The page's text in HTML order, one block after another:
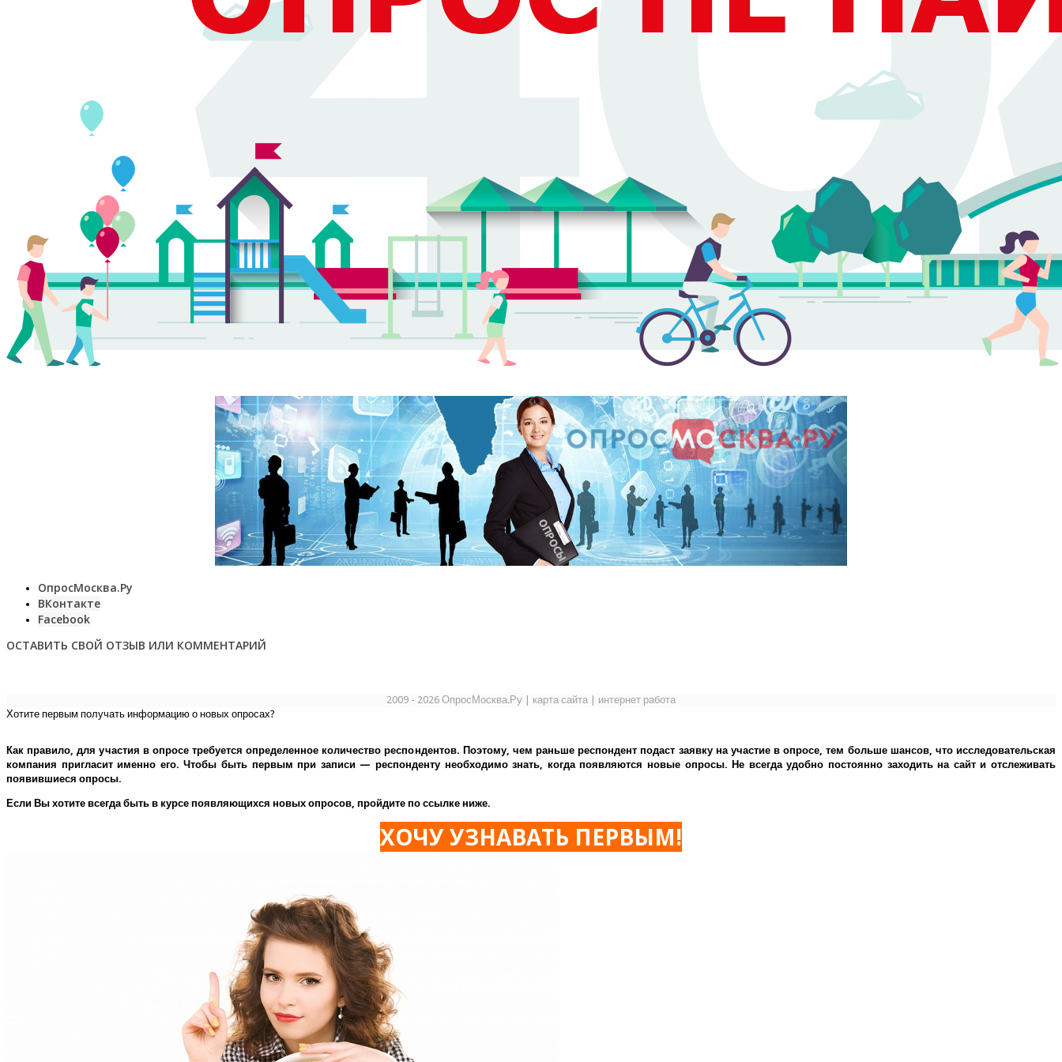
ОпросМосква.Ру
ВКонтакте
Facebook
ОСТАВИТЬ СВОЙ ОТЗЫВ ИЛИ КОММЕНТАРИЙ
2009 - 2026 ОпросМосква.Ру карта сайта
интернет работа
Хотите первым получать информацию о новых опросах?
Как правило, для участия в опросе требуется определенное количество респондентов. Поэтому, чем раньше респондент подаст заявку на участие в опросе, тем больше шансов, что исследовательская
компания пригласит именно его.Чтобы быть первым при записи — респонденту необходимо знать, когда появляются новые опросы. Не всегда удобно постоянно заходить на сайт и отслеживать
появившиеся опросы.
Если Вы хотите всегда быть в курсе появляющихся новых опросов, пройдите по ссылке ниже.
ХОЧУ УЗНАВАТЬ ПЕРВЫМ!